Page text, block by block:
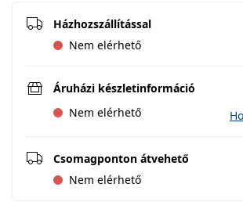
Házhozszállítással
Nem elérhető
Áruházi készletinformáció
Nem elérhető
Csomagponton átvehető
Nem elérhető